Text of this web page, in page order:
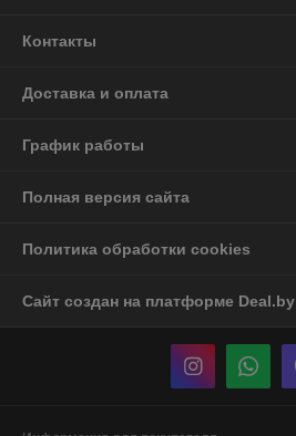
Контакты
Доставка и оплата
График работы
Полная версия сайта
Политика обработки cookies
Сайт создан на платформе Deal.by